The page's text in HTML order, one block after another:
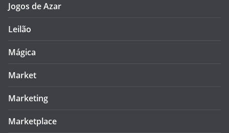
Jogos de Azar
Leilão
Mágica
Market
Marketing
Marketplace